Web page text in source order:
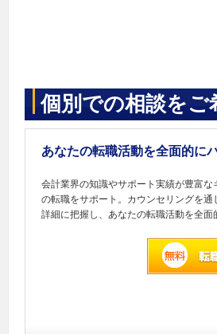
個別での相談をご
あなたの転職活動を全面的に
会計業界の知識やサポート実績が豊富
の転職をサポート。カウンセリングを
詳細に把握し、あなたの転職活動を全面